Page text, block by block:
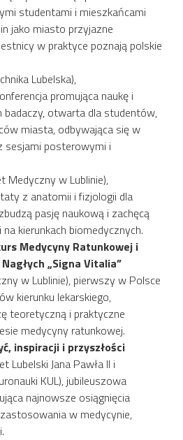
studentami i mieszkańcami
jako miasto przyjazne
w praktyce poznają polskie
Lubelska),
promująca naukę i
badaczy, otwarta dla studentów,
miasta, odbywająca się w
sesjami posterowymi i
Medyczny w Lublinie),
z anatomii i fizjologii dla
pasję naukową i zachęcą
kierunkach biomedycznych.
Medycyny Ratunkowej i
„Signa Vitalia”
w Lublinie), pierwszy w Polsce
kierunku lekarskiego,
teoretyczną i praktyczne
medycyny ratunkowej.
inspiracji i przyszłości
Lubelski Jana Pawła II i
KUL), jubileuszowa
najnowsze osiągnięcia
w medycynie,